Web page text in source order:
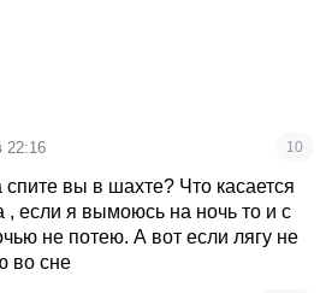
22:16 10
вы в шахте? Что касается
, если я вымоюсь на ночь то и с
не потею. А вот если лягу не
во сне